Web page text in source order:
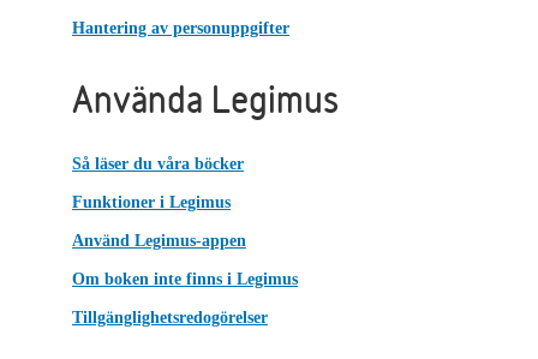
Hantering av personuppgifter
Använda Legimus
Så läser du våra böcker
Funktioner i Legimus
Använd Legimus-appen
Om boken inte finns i Legimus
Tillgänglighetsredogörelser